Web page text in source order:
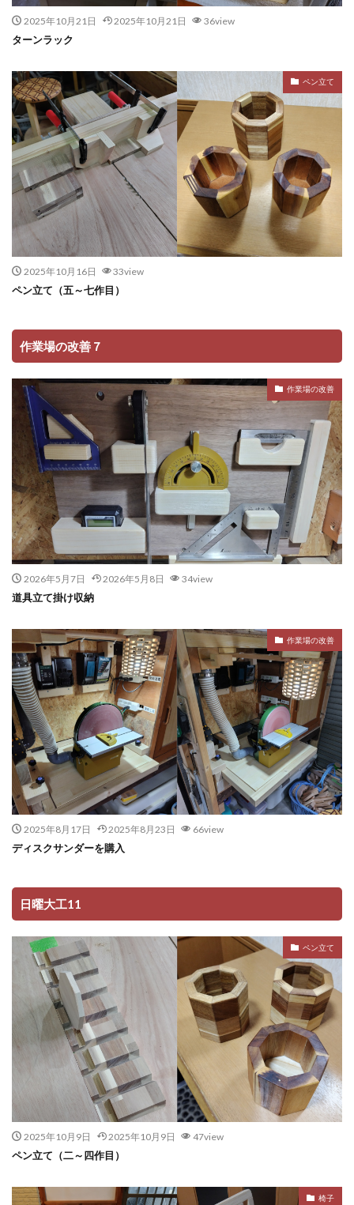
2025年10月21日 2025年10月21日 36view
ターンラック
ペン立て
2025年10月16日 33view
ペン立て（五～七作目）
作業場の改善７
作業場の改善
2026年5月7日 2026年5月8日 34view
道具立て掛け収納
作業場の改善
2025年8月17日 2025年8月23日 66view
ディスクサンダーを購入
日曜大工11
ペン立て
2025年10月9日 2025年10月9日 47view
ペン立て（二～四作目）
椅子